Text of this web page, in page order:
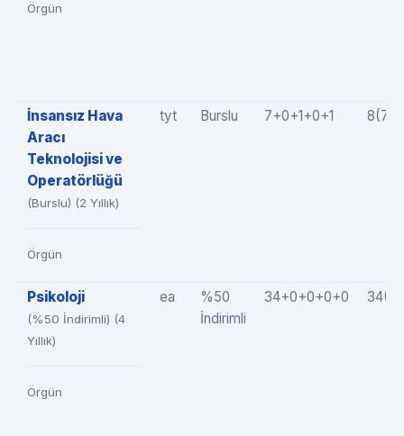
Örgün
İnsansız Hava
Aracı
Teknolojisi ve
Operatörlüğü
(Burslu) (2 Yıllık)
Örgün
tyt Burslu 7+0+1+0+1
Psikoloji
(%50 İndirimli) (4
Yıllık)
Örgün
ea
%50
İndirimli
34+0+0+0+0